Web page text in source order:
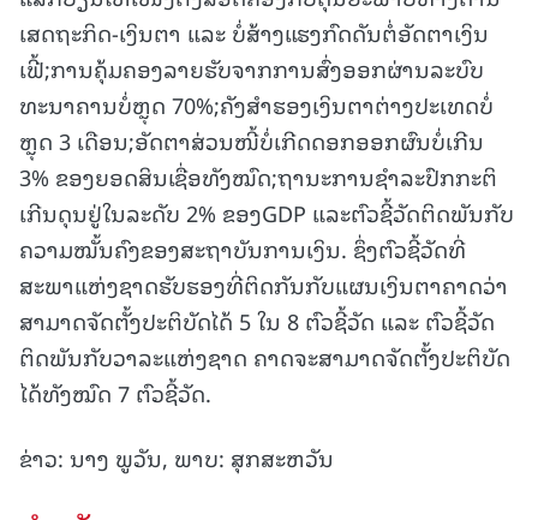
ເສດຖະກິດ-ເງິນຕາ ແລະ ບໍ່ສ້າງແຮງກົດດັນຕໍ່ອັດຕາເງິນ
ເຟີ້;ການຄຸ້ມຄອງລາຍຮັບຈາກການສົ່ງອອກຜ່ານລະບົບ
ທະນາຄານບໍ່ຫຼຸດ 70%;ຄັງສຳຮອງເງິນຕາຕ່າງປະເທດບໍ່
ຫຼຸດ 3 ເດືອນ;ອັດຕາສ່ວນໜີ້ບໍ່ເກີດດອກອອກຜົນບໍ່ເກີນ
3% ຂອງຍອດສິນເຊື່ອທັງໝົດ;ຖານະການຊຳລະປົກກະຕິ
ເກີນດຸນຢູ່ໃນລະດັບ 2% ຂອງGDP ແລະຕົວຊີ້ວັດຕິດພັນກັບ
ຄວາມໝັ້ນຄົງຂອງສະຖາບັນການເງິນ. ຊຶ່ງຕົວຊີ້ວັດທີ່
ສະພາແຫ່ງຊາດຮັບຮອງທີ່ຕິດກັນກັບແຜນເງິນຕາຄາດວ່າ
ສາມາດຈັດຕັ້ງປະຕິບັດໄດ້ 5 ໃນ 8 ຕົວຊີ້ວັດ ແລະ ຕົວຊີ້ວັດ
ຕິດພັນກັບວາລະແຫ່ງຊາດ ຄາດຈະສາມາດຈັດຕັ້ງປະຕິບັດ
ໄດ້ທັງໝົດ 7 ຕົວຊີ້ວັດ.
ຂ່າວ: ນາງ ພູວັນ, ພາບ: ສຸກສະຫວັນ